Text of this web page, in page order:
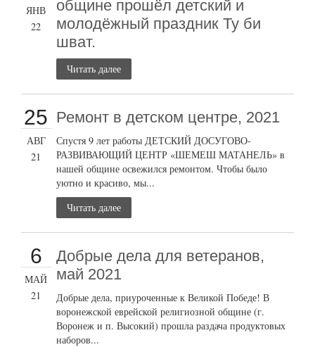
ЯНВ
22
общине прошёл детский и
молодёжный праздник Ту би
шват.
Читать далее
25
АВГ
21
Ремонт в детском центре, 2021
Спустя 9 лет работы ДЕТСКИЙ ДОСУГОВО-
РАЗВИВАЮЩИЙ ЦЕНТР «ШЕМЕШ МАТАНЕЛЬ» в
нашей общине освежился ремонтом. Чтобы было
уютно и красиво, мы...
Читать далее
6
МАЙ
21
Добрые дела для ветеранов,
май 2021
Добрые дела, приуроченные к Великой Победе! В
воронежской еврейской религиозной общине (г.
Воронеж и п. Высокий) прошла раздача продуктовых
наборов...